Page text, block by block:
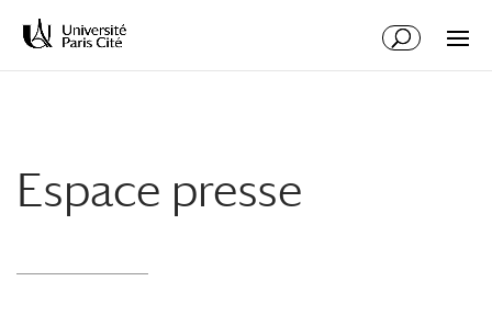
Espace presse